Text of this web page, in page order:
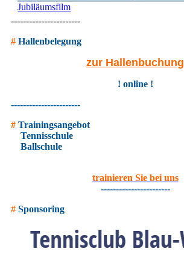
Jubiläumsfilm
-----------------------
#Hallenbelegung
zur Hallenbuchung
! online !
-----------------------
# Trainingsangebot
Tennisschule
Ballschule
trainieren Sie bei uns
-----------------------
# Sponsoring